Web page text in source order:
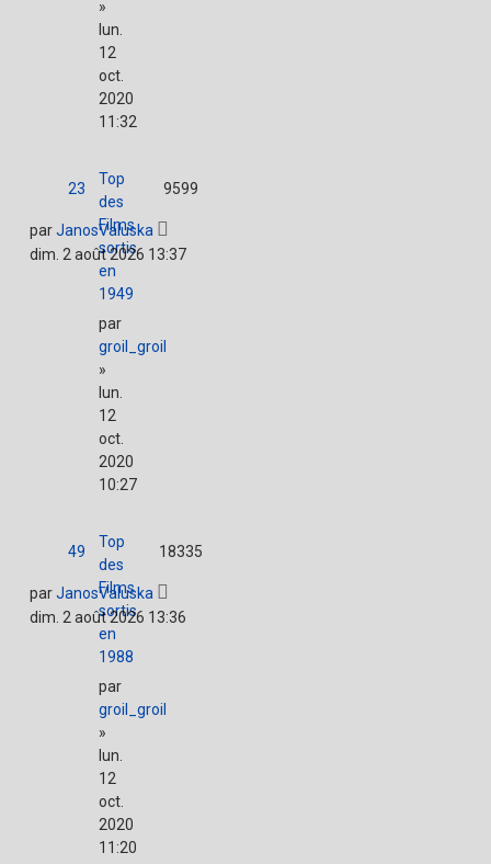
»
lun.
12
oct.
2020
11:32
Top
des
Films
sortis
en
1949
par
groil_groil
»
lun.
12
oct.
2020
10:27
23 9599
parJanosValuska
dim. 2 août 2026 13:37
Top
des
Films
sortis
en
1988
par
groil_groil
»
lun.
12
oct.
2020
11:20
49 18335
parJanosValuska
dim. 2 août 2026 13:36